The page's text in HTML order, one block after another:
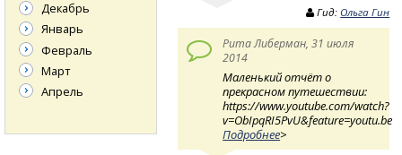
Гид: Ольга Гин
Рита Либерман, 31 июля
2014
Маленький отчёт о
прекрасном путешествии:
https://www.youtube.com/watch?
v=ObIpqRI5PvU&feature=youtu.be
Подробнее>
Декабрь
Январь
Февраль
Март
Апрель